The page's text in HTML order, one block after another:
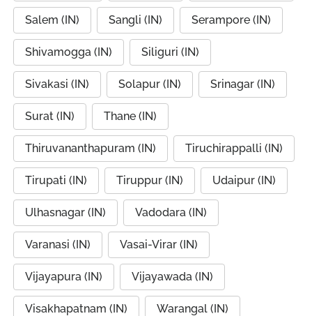
Salem (IN) Sangli (IN) Serampore (IN)
Shivamogga (IN) Siliguri (IN)
Sivakasi (IN) Solapur (IN) Srinagar (IN)
Surat (IN) Thane (IN)
Thiruvananthapuram (IN) Tiruchirappalli (IN)
Tirupati (IN) Tiruppur (IN) Udaipur (IN)
Ulhasnagar (IN) Vadodara (IN)
Varanasi (IN) Vasai-Virar (IN)
Vijayapura (IN) Vijayawada (IN)
Visakhapatnam (IN) Warangal (IN)